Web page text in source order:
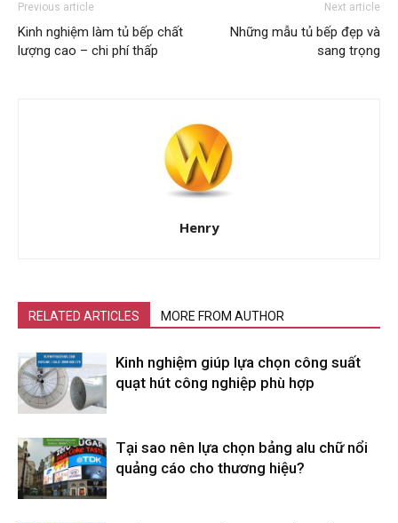
Previous article
Kinh nghiệm làm tủ bếp chất
lượng cao – chi phí thấp
Next article
Những mẫu tủ bếp đẹp và
sang trọng
Henry
RELATED ARTICLES MORE FROM AUTHOR
Kinh nghiệm giúp lựa chọn công suất
quạt hút công nghiệp phù hợp
Tại sao nên lựa chọn bảng alu chữ nổi
quảng cáo cho thương hiệu?